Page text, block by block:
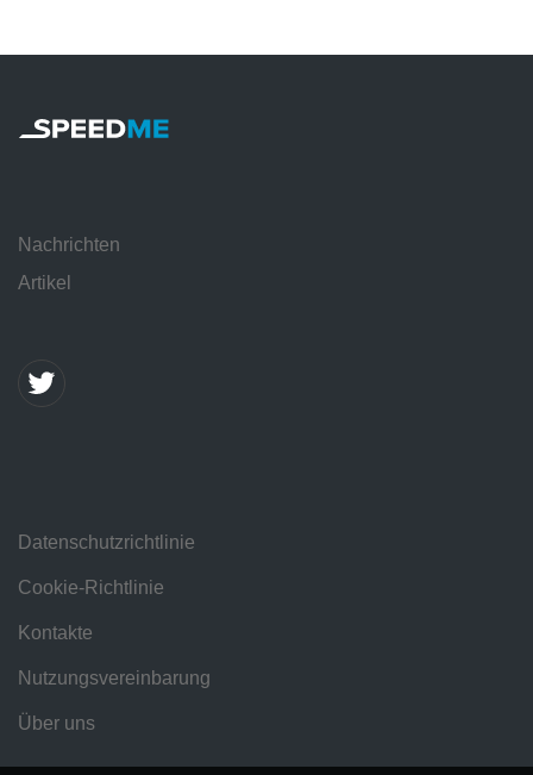
Nachrichten
Artikel
Datenschutzrichtlinie
Cookie-Richtlinie
Kontakte
Nutzungsvereinbarung
Über uns